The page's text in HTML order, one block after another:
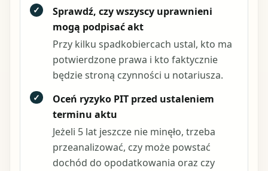
✓
Sprawdź, czy wszyscy uprawnieni
mogą podpisać akt
Przy kilku spadkobiercach ustal, kto ma
potwierdzone prawa i kto faktycznie
będzie stroną czynności u notariusza.
✓
Oceń ryzyko PIT przed ustaleniem
terminu aktu
Jeżeli 5 lat jeszcze nie minęło, trzeba
przeanalizować, czy może powstać
dochód do opodatkowania oraz czy